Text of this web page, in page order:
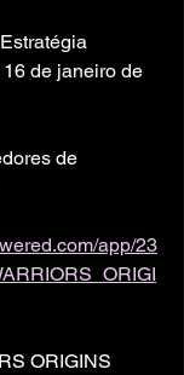
de janeiro de
de
app/23
ORIGINS